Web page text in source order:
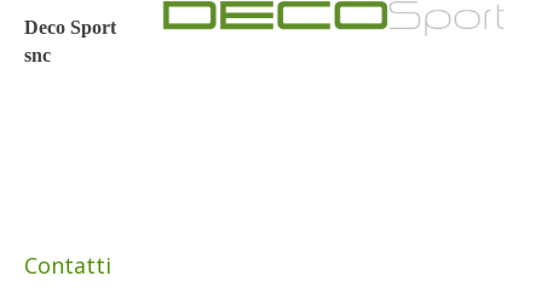
Deco Sport
snc
Contatti